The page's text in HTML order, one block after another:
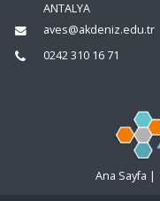
ANTALYA
aves@akdeniz.edu.tr
0242 310 16 71
Ana Sayfa |